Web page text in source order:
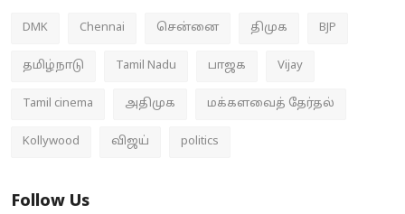
DMK Chennai சென்னை திமுக BJP
தமிழ்நாடு Tamil Nadu பாஜக Vijay
Tamil cinema அதிமுக மக்களவைத் தேர்தல்
Kollywood விஜய் politics
Follow Us